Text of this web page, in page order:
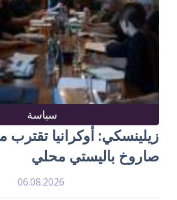
سياسة
زيلينسكي: أوكرانيا تقترب
صاروخ باليستي محلي
06.08.2026